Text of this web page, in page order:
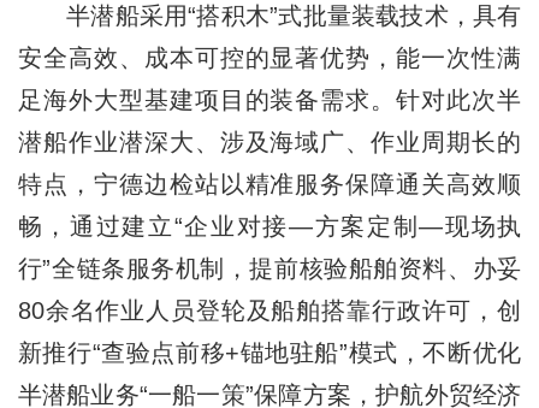
半潜船采用“搭积木”式批量装载技术，具有
安全高效、成本可控的显著优势，能一次性满
足海外大型基建项目的装备需求。针对此次半
潜船作业潜深大、涉及海域广、作业周期长的
特点，宁德边检站以精准服务保障通关高效顺
畅，通过建立“企业对接—方案定制—现场执
行”全链条服务机制，提前核验船舶资料、办妥
80余名作业人员登轮及船舶搭靠行政许可，创
新推行“查验点前移+锚地驻船”模式，不断优化
半潜船业务“一船一策”保障方案，护航外贸经济